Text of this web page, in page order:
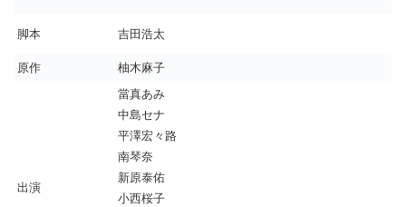
脚本 吉田浩太
原作 柚木麻子
出演
當真あみ
中島セナ
平澤宏々路
南琴奈
新原泰佑
小西桜子